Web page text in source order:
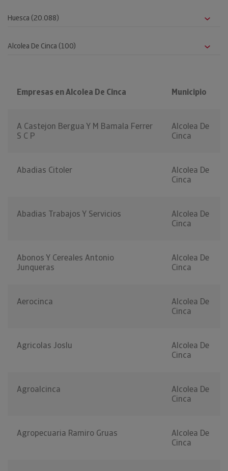
Empresas en Alcolea De Cinca Municipio
A Castejon Bergua Y M Bamala Ferrer
S C P
Alcolea De
Cinca
Abadias Citoler
Alcolea De
Cinca
Abadias Trabajos Y Servicios
Alcolea De
Cinca
Abonos Y Cereales Antonio
Junqueras
Alcolea De
Cinca
Aerocinca
Alcolea De
Cinca
Agricolas Joslu
Alcolea De
Cinca
Agroalcinca
Alcolea De
Cinca
Agropecuaria Ramiro Gruas
Alcolea De
Cinca